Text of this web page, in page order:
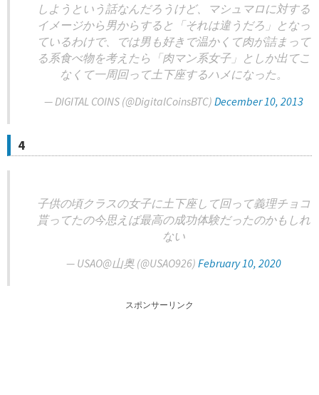
しようという話なんだろうけど、マシュマロに対する
イメージから男からすると「それは違うだろ」となっ
ているわけで、では男も好きで温かくて肉が詰まって
る系食べ物を考えたら「肉マン系女子」としか出てこ
なくて一周回って土下座するハメになった。
— DIGITAL COINS (@DigitalCoinsBTC) December 10, 2013
4
子供の頃クラスの女子に土下座して回って義理チョコ
貰ってたの今思えば最高の成功体験だったのかもしれ
ない
— USAO@山奥 (@USAO926) February 10, 2020
スポンサーリンク